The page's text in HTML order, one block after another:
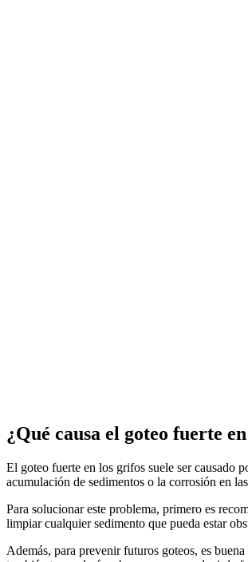
¿Qué causa el goteo fuerte
El goteo fuerte en los grifos suele ser causado
acumulación de sedimentos o la corrosión en
Para solucionar este problema, primero es
limpiar cualquier sedimento que pueda estar
Además, para prevenir futuros goteos, es